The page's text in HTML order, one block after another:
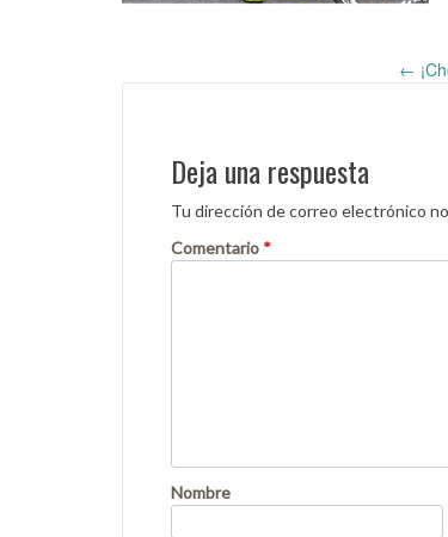
Post
navigation
←
Deja una respuesta
Tu dirección de correo electrónico
Comentario *
Nombre